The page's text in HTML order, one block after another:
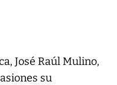
José Raúl Mulino,
su